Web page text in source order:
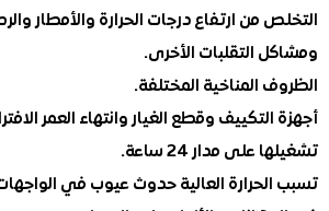
من ارتفاع درجات الحرارة والأمطار والرطوبة
التقلبات الأخرى.
المناخية المختلفة.
وقطع الغيار وانتهاء العمر الافتراضي
مدار 24 ساعة.
العالية حدوث عيوب في الواجهات